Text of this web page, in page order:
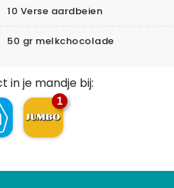
10 Verse aardbeien
50 gr melkchocolade
in je mandje bij:
1